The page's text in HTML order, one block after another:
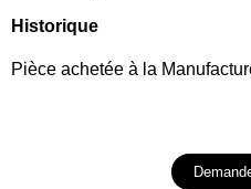
Historique
Pièce achetée à la